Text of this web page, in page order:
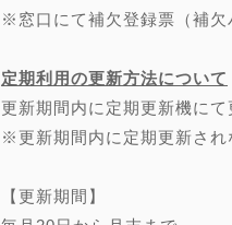
※窓口にて補欠登録票（補
定期利用の更新方法について
更新期間内に定期更新機にて
※更新期間内に定期更新され
【更新期間】